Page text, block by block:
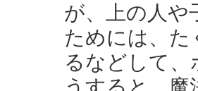
が、上の人や
ためには、た
るなどして